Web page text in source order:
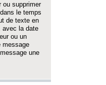
ou supprimer
le temps
de texte en
avec la date
ou un
message
une